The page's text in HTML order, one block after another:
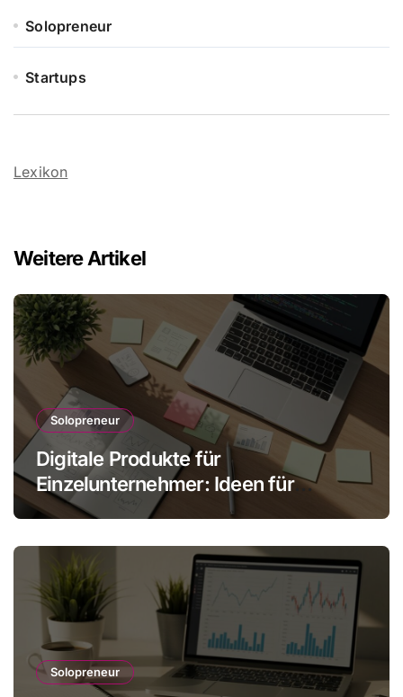
Solopreneur
Startups
Lexikon
Weitere Artikel
Solopreneur
Digitale Produkte für
Einzelunternehmer: Ideen für
skalbare Einnahmen
Solopreneur